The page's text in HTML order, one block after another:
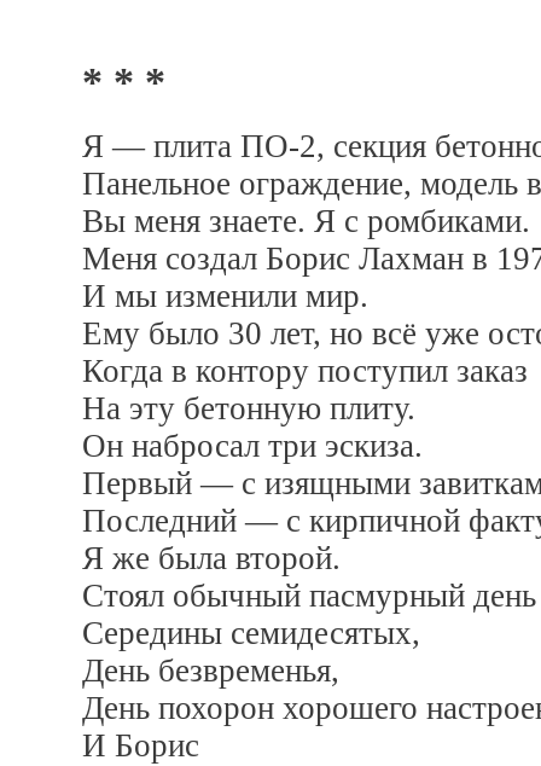
* * *
Я — плита ПО-2, секция
Панельное ограждение, модель
Вы меня знаете. Я с ромбиками.
Меня создал Борис Лахман в
И мы изменили мир.
Ему было 30 лет, но всё уже
Когда в контору поступил заказ
На эту бетонную плиту.
Он набросал три эскиза.
Первый — с изящными
Последний — с кирпичной
Я же была второй.
Стоял обычный пасмурный день
Середины семидесятых,
День безвременья,
День похорон хорошего
И Борис